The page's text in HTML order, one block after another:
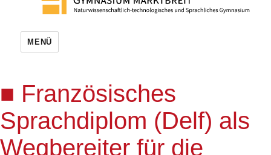
MENÜ
Französisches
Sprachdiplom (Delf) als
Wegbereiter für die